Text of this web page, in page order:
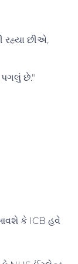
રહ્યા છીએ,
પગલું છે."
આવશે કે ICB હવે